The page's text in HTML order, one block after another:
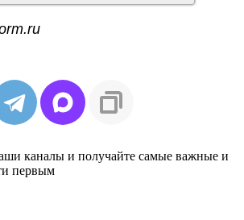
каналы и получайте самые важные и
первым